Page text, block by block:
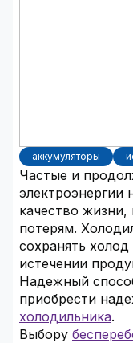
аккумуляторы
Частые и
качество
потерям.
сохранять
истечении
Надежный
приобрести
холодильника.
Выбору